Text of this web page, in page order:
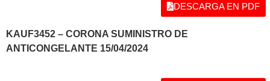
DESCARGA EN PDF
KAUF3452 – CORONA SUMINISTRO DE
ANTICONGELANTE 15/04/2024